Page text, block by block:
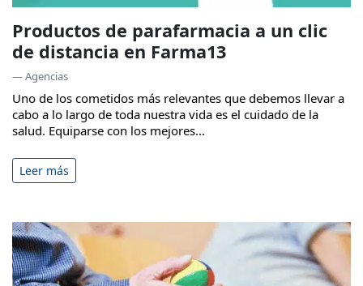
Productos de parafarmacia a un clic
de distancia en Farma13
— Agencias
Uno de los cometidos más relevantes que debemos llevar a
cabo a lo largo de toda nuestra vida es el cuidado de la
salud. Equiparse con los mejores...
Leer más